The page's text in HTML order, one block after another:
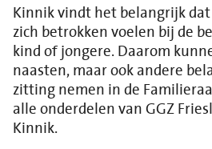
Kinnik vindt het belangrijk
zich betrokken voelen bij de
kind of jongere. Daarom
naasten, maar ook andere
zitting nemen in de
alle onderdelen van GGZ
Kinnik.